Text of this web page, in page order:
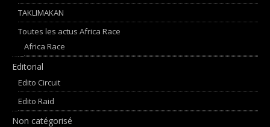
TAKLIMAKAN
Toutes les actus Africa Race
Africa Race
Editorial
Edito Circuit
Edito Raid
Non catégorisé